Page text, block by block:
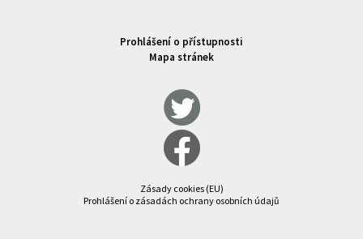
Prohlášení o přístupnosti
Mapa stránek
Zásady cookies (EU)
Prohlášení o zásadách ochrany osobních údajů